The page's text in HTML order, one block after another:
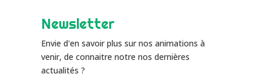
Newsletter
Envie d'en savoir plus sur nos animations à
venir, de connaitre notre nos dernières
actualités ?